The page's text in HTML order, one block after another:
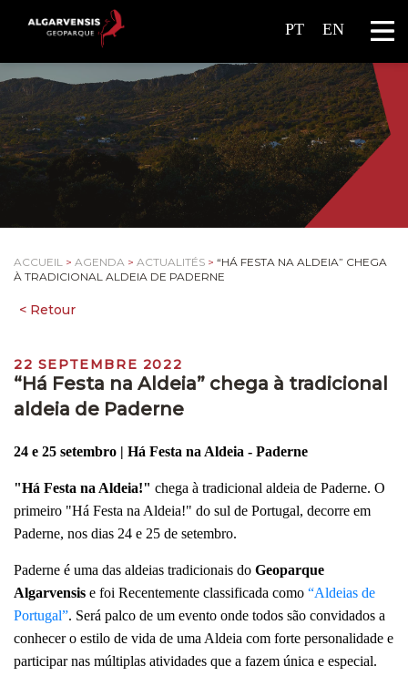
PT EN
ACCUEIL > AGENDA > ACTUALITÉS > “HÁ FESTA NA ALDEIA” CHEGA
À TRADICIONAL ALDEIA DE PADERNE
22 SEPTEMBRE 2022
“Há Festa na Aldeia” chega à tradicional
aldeia de Paderne
24 e 25 setembro | Há Festa na Aldeia - Paderne
"Há Festa na Aldeia!" chega à tradicional aldeia de Paderne. O
primeiro "Há Festa na Aldeia!" do sul de Portugal, decorre em
Paderne, nos dias 24 e 25 de setembro.
Paderne é uma das aldeias tradicionais do Geoparque
Algarvensis e foi Recentemente classificada como “Aldeias de
Portugal”. Será palco de um evento onde todos são convidados a
conhecer o estilo de vida de uma Aldeia com forte personalidade e
participar nas múltiplas atividades que a fazem única e especial.